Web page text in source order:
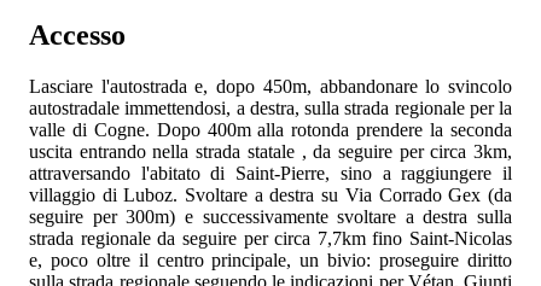
Accesso
Lasciare l'autostradae, dopo 450m, abbandonare lo svincolo
autostradale immettendosi, a destra, sulla strada regionale per la
valle di Cogne. Dopo 400m alla rotonda prendere la seconda
uscita entrando nella strada statale , da seguire per circa 3km,
attraversando l'abitato di Saint-Pierre, sino a raggiungere il
villaggio di Luboz. Svoltare a destra su Via Corrado Gex (da
seguire per 300m) e successivamente svoltare a destra sulla
strada regionaleda seguire per circa 7,7km fino Saint-Nicolas
e, poco oltre il centro principale, un bivio: proseguire diritto